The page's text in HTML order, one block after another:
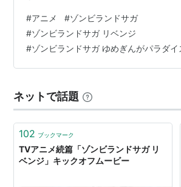
#アニメ #ゾンビランドサガ
#ゾンビランドサガ リベンジ
#ゾンビランドサガ ゆめぎんがパラダイ
ネットで話題
102 ブックマーク
TVアニメ続篇「ゾンビランドサガ リ
ベンジ」キックオフムービー